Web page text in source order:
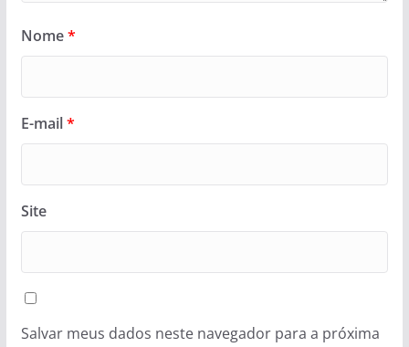
Nome*
E-mail*
Site
Salvar meus dados neste navegador para a próxima